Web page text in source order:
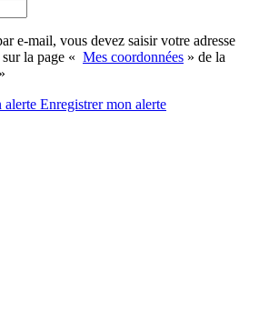
e-mail, vous devez saisir votre adresse
la page « Mes coordonnées » de la
alerte Enregistrermon alerte